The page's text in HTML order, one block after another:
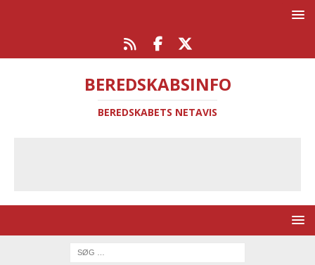
BEREDSKABSINFO
BEREDSKABETS NETAVIS